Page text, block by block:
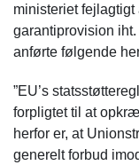
ministeriet fejlagtigt
garantiprovision iht.
anførte følgende
”EU’s
forpligtet til at
herfor er, at
generelt forbud